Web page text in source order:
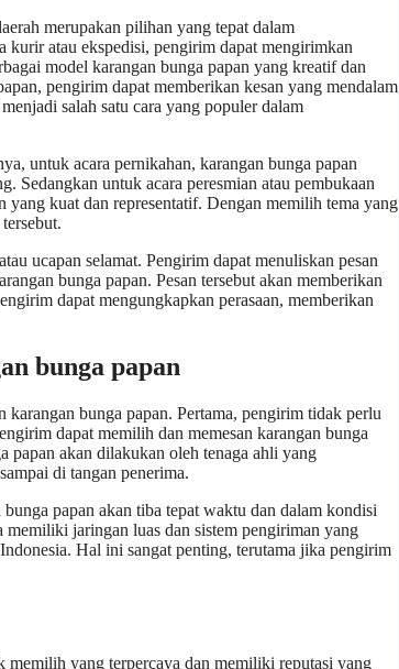
merupakan pilihan yang tepat dalam
kurir atau ekspedisi, pengirim dapat mengirimkan
model karangan bunga papan yang kreatif dan
pengirim dapat memberikan kesan yang mendalam
salah satu cara yang populer dalam
untuk acara pernikahan, karangan bunga papan
Sedangkan untuk acara peresmian atau pembukaan
yang kuat dan representatif. Dengan memilih tema yang
ucapan selamat. Pengirim dapat menuliskan pesan
bunga papan. Pesan tersebut akan memberikan
dapat mengungkapkan perasaan, memberikan
bunga papan
bunga papan. Pertama, pengirim tidak perlu
dapat memilih dan memesan karangan bunga
papan akan dilakukan oleh tenaga ahli yang
di tangan penerima.
papan akan tiba tepat waktu dan dalam kondisi
memiliki jaringan luas dan sistem pengiriman yang
Hal ini sangat penting, terutama jika pengirim
yang terpercaya dan memiliki reputasi yang